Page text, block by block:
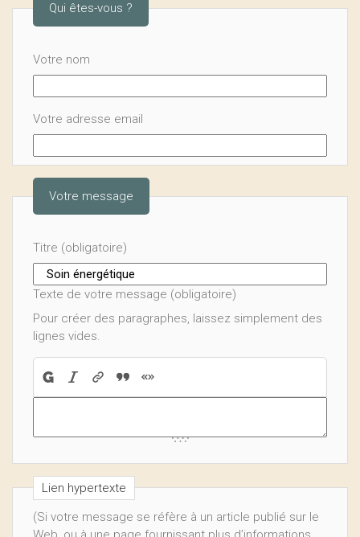
Qui êtes-vous ?
Votre nom
Votre adresse email
Votre message
Titre (obligatoire)
Texte de votre message (obligatoire)
Pour créer des paragraphes, laissez simplement des
lignes vides.
Lien hypertexte
(Si votre message se réfère à un article publié sur le